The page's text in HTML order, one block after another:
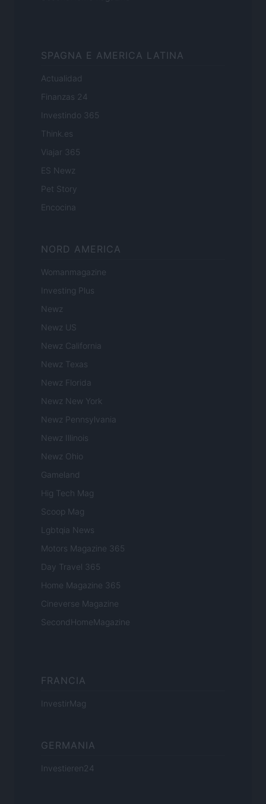
SPAGNA E AMERICA LATINA
Actualidad
Finanzas 24
Investindo 365
Think.es
Viajar 365
ES Newz
Pet Story
Encocina
NORD AMERICA
Womanmagazine
Investing Plus
Newz
Newz US
Newz California
Newz Texas
Newz Florida
Newz New York
Newz Pennsylvania
Newz Illinois
Newz Ohio
Gameland
Hig Tech Mag
Scoop Mag
Lgbtqia News
Motors Magazine 365
Day Travel 365
Home Magazine 365
Cineverse Magazine
SecondHomeMagazine
FRANCIA
InvestirMag
GERMANIA
Investieren24